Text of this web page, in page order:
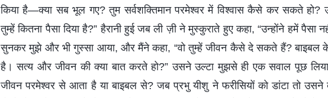
किया है—क्या सब भूल गए? तुम सर्वशक्तिमान परमेश्वर में विश्वास कैसे कर सकते हो?
तुम्हें कितना पैसा दिया है?” हैरानी हुई जब ली ज़ी ने मुस्कुराते हुए कहा, “उन्होंने हमें पैसा
सुनकर मुझे और भी गुस्सा आया, और मैंने कहा, “वो तुम्हें जीवन कैसे दे सकते हैं? बाइबल के
है। सत्य और जीवन की क्या बात करते हो?” उसने उल्टा मुझसे ही एक सवाल पूछ
जीवन परमेश्वर से आता है या बाइबल से? जब प्रभु यीशु ने फरीसियों को डांटा तो उसने